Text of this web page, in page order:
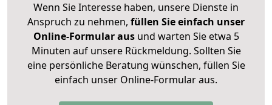
Wenn Sie Interesse haben, unsere Dienste in
Anspruch zu nehmen, füllen Sie einfach unser
Online-Formular ausund warten Sie etwa 5
Minuten auf unsere Rückmeldung. Sollten Sie
eine persönliche Beratung wünschen, füllen Sie
einfach unser Online-Formular aus.